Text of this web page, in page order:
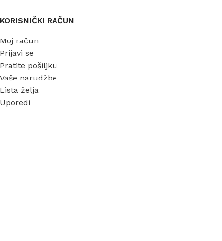
KORISNIČKI RAČUN
Moj račun
Prijavi se
Pratite pošiljku
Vaše narudžbe
Lista želja
Uporedi